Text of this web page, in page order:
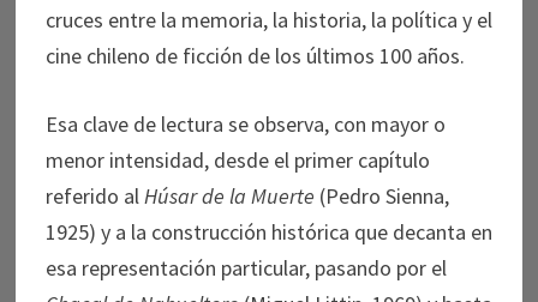
cruces entre la memoria, la historia, la política y el
cine chileno de ficción de los últimos 100 años.
Esa clave de lectura se observa, con mayor o
menor intensidad, desde el primer capítulo
referido alHúsar de la Muerte (Pedro Sienna,
1925) y a la construcción histórica que decanta en
esa representación particular, pasando por el